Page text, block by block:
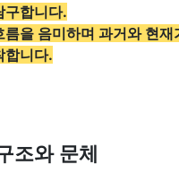
구합니다.
름을 음미하며 과거와 현재
합니다.
조와 문체